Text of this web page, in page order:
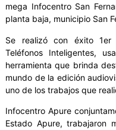
mega Infocentro San
planta baja, municipio San
Se realizó con éxito
Teléfonos Inteligentes,
herramienta que brinda
mundo de la edición
uno de los trabajos que
Infocentro Apure
Estado Apure, trabajaron